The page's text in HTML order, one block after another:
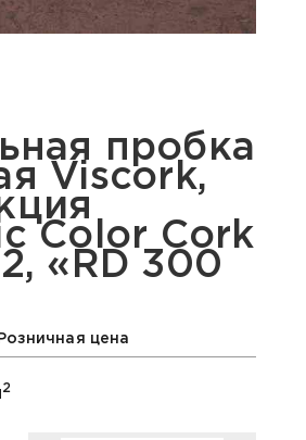
пробка
Viscork,
Color Cork
«RD 300
Розничная цена
2